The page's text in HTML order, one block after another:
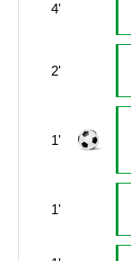
4'
2'
1'
1'